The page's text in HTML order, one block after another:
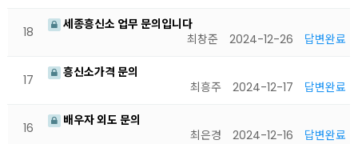
18
세종흥신소 업무 문의입니다
최창준
2024-12-26 답변완료
17
흥신소가격 문의
최흥주
2024-12-17 답변완료
16
배우자 외도 문의
최은경
2024-12-16 답변완료